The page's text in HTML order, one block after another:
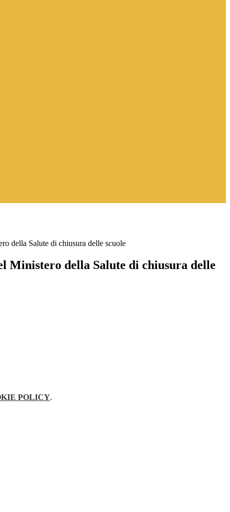
della Salute di chiusura delle scuole
Ministero della Salute di chiusura delle
POLICY.